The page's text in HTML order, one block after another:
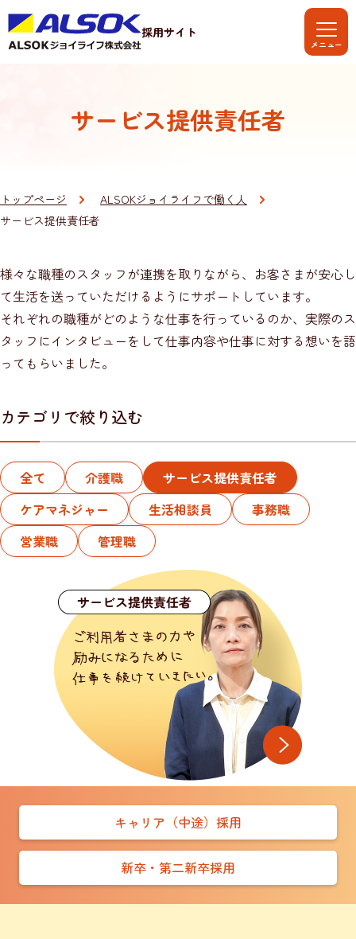
採用サイト
サービス提供責任者
トップページ
ALSOKジョイライフで働く人
サービス提供責任者
様々な職種のスタッフが連携を取りながら、お客さまが安心し
て生活を送っていただけるようにサポートしています。
それぞれの職種がどのような仕事を行っているのか、実際のス
タッフにインタビューをして仕事内容や仕事に対する想いを語
ってもらいました。
カテゴリで絞り込む
全て 介護職
サービス提供責任者
ケアマネジャー
生活相談員
事務職
営業職
管理職
キャリア（中途）採用
新卒・第二新卒採用